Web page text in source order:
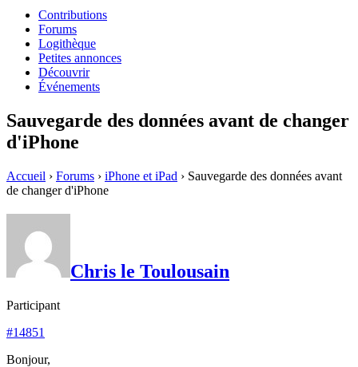
Contributions
Forums
Logithèque
Petites annonces
Découvrir
Événements
Sauvegarde des données avant de changer
d'iPhone
Accueil › Forums › iPhone et iPad › Sauvegarde des données avant
de changer d'iPhone
Chris le Toulousain
Participant
#14851
Bonjour,